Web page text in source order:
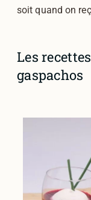
soit quand on
Les
gaspachos